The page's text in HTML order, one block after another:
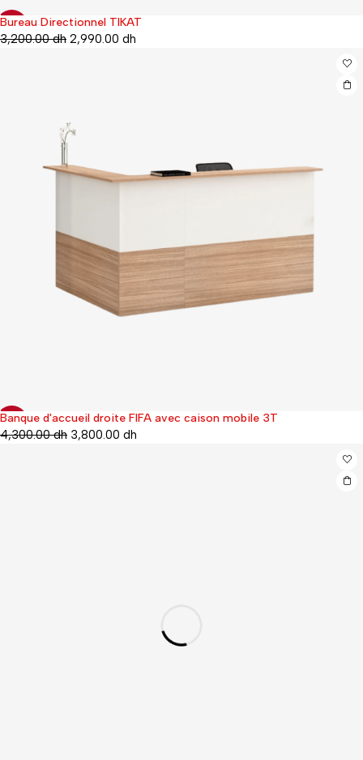
19%
Bureau Directionnel TIKAT
3,200.00dh 2,990.00 dh
12%
Banque d'accueil droite FIFA avec caison mobile 3T
4,300.00dh 3,800.00 dh